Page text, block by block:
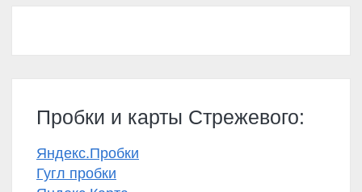
Пробки и карты Стрежевого:
Яндекс.Пробки
Гугл пробки